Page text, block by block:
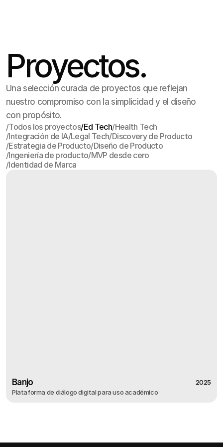
Proyectos.
Una selección curada de proyectos que reflejan
nuestro compromiso con la simplicidad y el diseño
con propósito.
/Todos los proyectos
Todos los proyectos
/Ed Tech
Ed Tech
/Health Tech
Health Tech
/Integración de IA
Integración de IA
/Legal Tech
Legal Tech
/Discovery de Producto
Discovery de Producto
/Estrategia de Producto
Estrategia de Producto
/Diseño de Producto
Diseño de Producto
/Ingeniería de producto
Ingeniería de producto
/MVP desde cero
/Identidad de Marca
Banjo
Banjo
2025
Plataforma de diálogo digital para uso académico